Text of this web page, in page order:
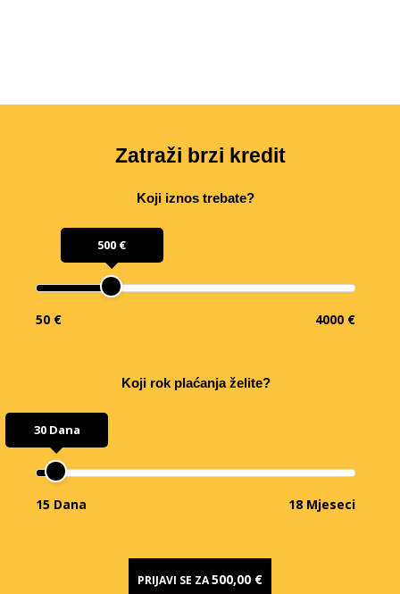
Zatraži brzi kredit
Koji iznos trebate?
500 €
50 € 4000 €
Koji rok plaćanja želite?
30 Dana
15 Dana 18 Mjeseci
PRIJAVI SE ZA500,00 €